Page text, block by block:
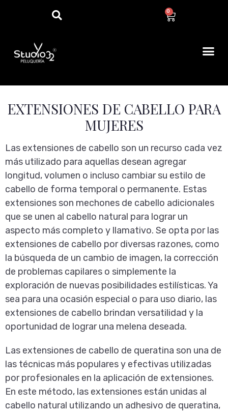
0
EXTENSIONES DE CABELLO PARA
MUJERES
Las extensiones de cabello son un recurso cada vez
más utilizado para aquellas desean agregar
longitud, volumen o incluso cambiar su estilo de
cabello de forma temporal o permanente. Estas
extensiones son mechones de cabello adicionales
que se unen al cabello natural para lograr un
aspecto más completo y llamativo. Se opta por las
extensiones de cabello por diversas razones, como
la búsqueda de un cambio de imagen, la corrección
de problemas capilares o simplemente la
exploración de nuevas posibilidades estilísticas. Ya
sea para una ocasión especial o para uso diario, las
extensiones de cabello brindan versatilidad y la
oportunidad de lograr una melena deseada.
Las extensiones de cabello de queratina son una de
las técnicas más populares y efectivas utilizadas
por profesionales en la aplicación de extensiones.
En este método, las extensiones están unidas al
cabello natural utilizando un adhesivo de queratina,